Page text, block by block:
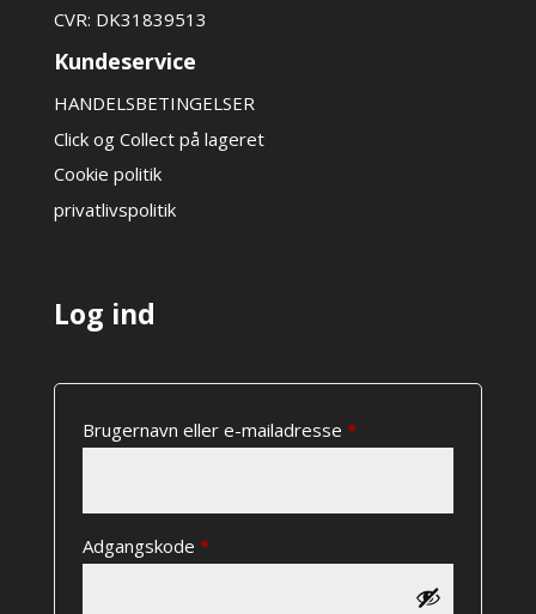
CVR: DK31839513
Kundeservice
HANDELSBETINGELSER
Click og Collect på lageret
Cookie politik
privatlivspolitik
Log ind
Brugernavn eller e-mailadresse *Påkrævet
Adgangskode *Påkrævet